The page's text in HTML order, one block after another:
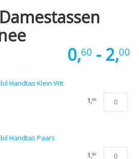
0,60 - 2,00
Playmobil
Handtas
Handtas Klein Wit
1,60
Playmobil
Handtas Paars
1,00